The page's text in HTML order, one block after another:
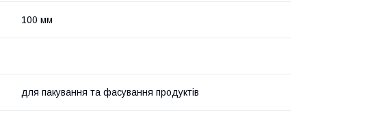
100 мм
для пакування та фасування продуктів